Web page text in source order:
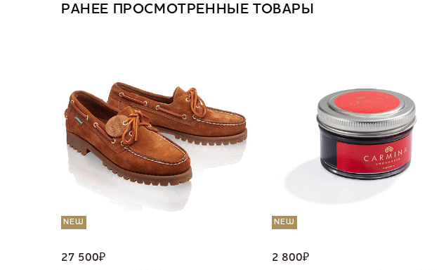
РАНЕЕ ПРОСМОТРЕННЫЕ ТОВАРЫ
NEW
27 500₽
NEW
2 800₽